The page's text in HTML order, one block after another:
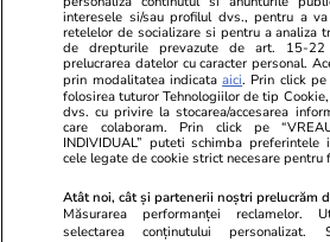
MONDEN
Stiri Mondene
Maria Constantin, mesaj
emoționant la 3 ani de la nunta
cu Robert Stoica: „Am înțeles că
o căsnicie frumoasă nu
interesele si/sau profilul dvs., pentru a
retelelor de socializare si pentru a analiza
de drepturile prevazute de art. 15-
prelucrarea datelor cu caracter personal.
prin modalitatea indicataaici. Prin click pe
folosirea tuturor Tehnologiilor de tip
dvs. cu privire la stocarea/accesarea
care colaboram. Prin click pe
INDIVIDUAL” puteti schimba
cele legate de cookie strict necesare
Atât noi, cât și partenerii noștri prelucrăm
Măsurarea performanței reclamelor.
selectarea conținutului personalizat.